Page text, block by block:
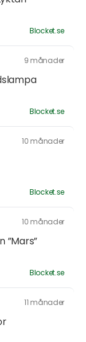
Blocket.se
9 månader
Blocket.se
10 månader
Blocket.se
10 månader
”Mars”
Blocket.se
11 månader